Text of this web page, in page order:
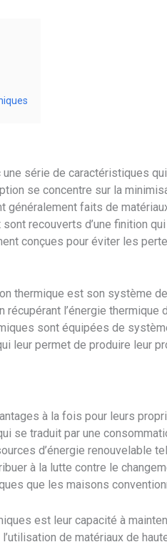
série de caractéristiques
se concentre sur la
généralement faits de
recouverts d’une finition
conçues pour éviter les
thermique est son système
l’énergie thermique
sont équipées de
leur permet de produire leur
à la fois pour leurs
se traduit par une
d’énergie renouvelable
à la lutte contre le
que les maisons
est leur capacité à
de matériaux de